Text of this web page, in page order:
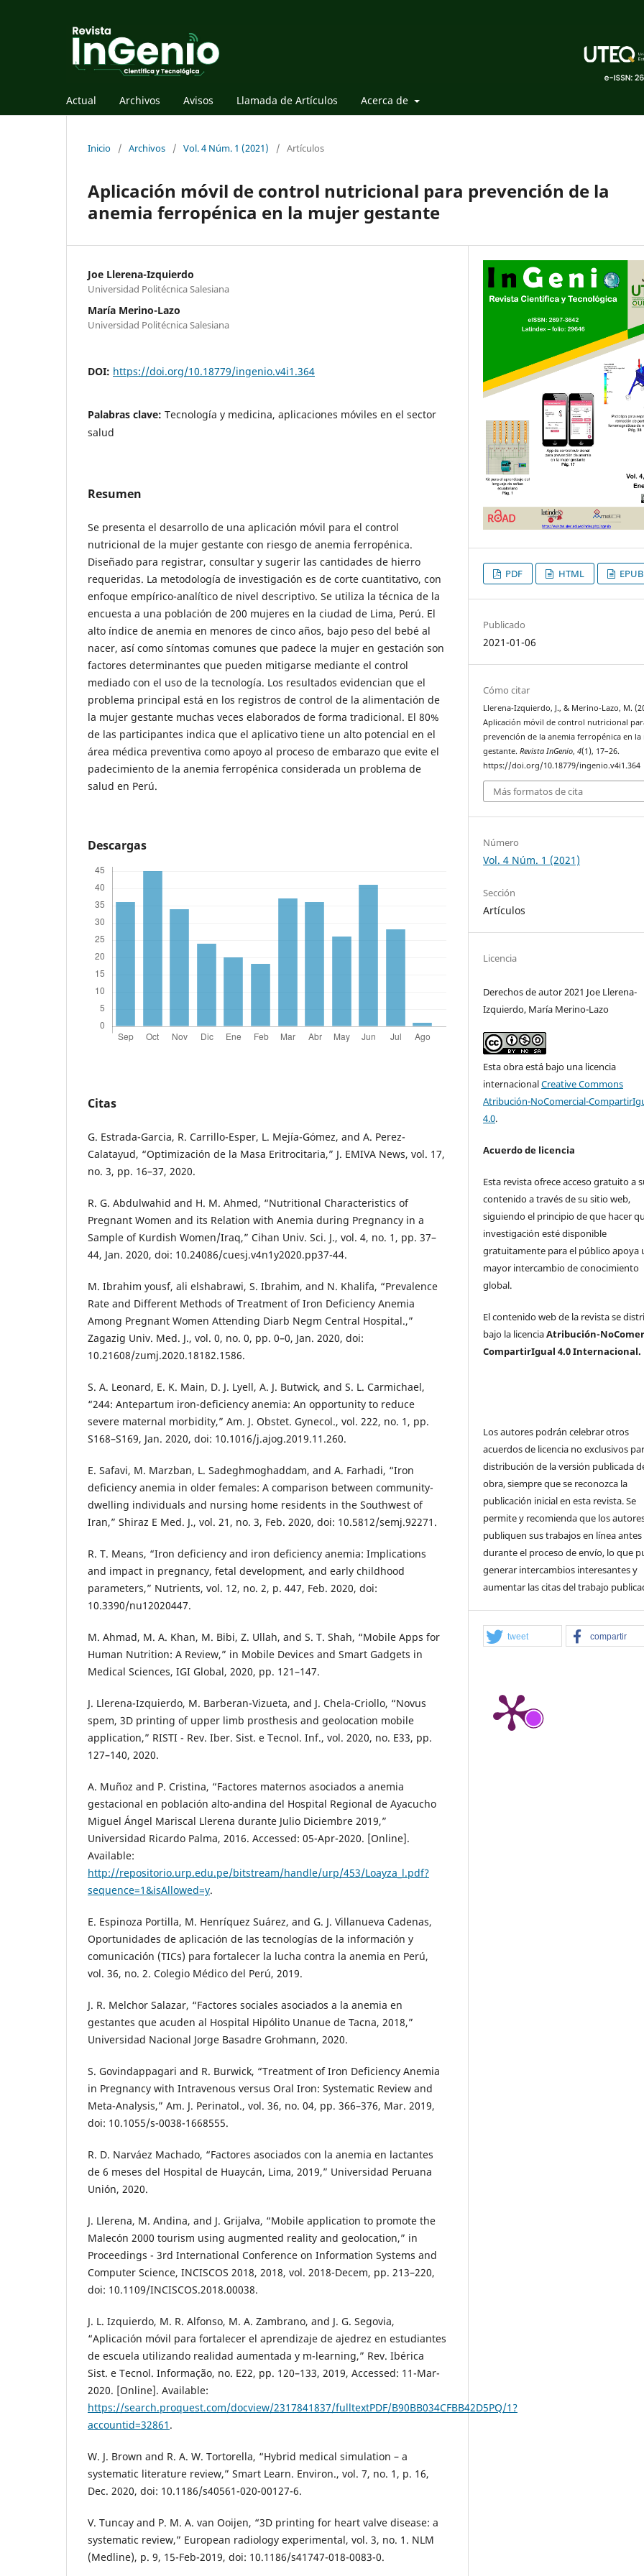
Actual Archivos Avisos Llamada de Artículos Acerca de
Inicio / Archivos / Vol. 4 Núm. 1 (2021) / Artículos
Aplicación móvil de control nutricional para prevención de la
anemia ferropénica en la mujer gestante
Joe Llerena-Izquierdo
Universidad Politécnica Salesiana
María Merino-Lazo
Universidad Politécnica Salesiana
DOI: https://doi.org/10.18779/ingenio.v4i1.364
Palabras clave: Tecnología y medicina, aplicaciones móviles en el sector
salud
Resumen
Se presenta el desarrollo de una aplicación móvil para el control
nutricional de la mujer gestante con riesgo de anemia ferropénica.
Diseñado para registrar, consultar y sugerir las cantidades de hierro
requeridas. La metodología de investigación es de corte cuantitativo, con
enfoque empírico-analítico de nivel descriptivo. Se utiliza la técnica de la
encuesta a una población de 200 mujeres en la ciudad de Lima, Perú. El
alto índice de anemia en menores de cinco años, bajo peso del bebé al
nacer, así como síntomas comunes que padece la mujer en gestación son
factores determinantes que pueden mitigarse mediante el control
mediado con el uso de la tecnología. Los resultados evidencian que el
problema principal está en los registros de control de la alimentación de
la mujer gestante muchas veces elaborados de forma tradicional. El 80%
de las participantes indica que el aplicativo tiene un alto potencial en el
área médica preventiva como apoyo al proceso de embarazo que evite el
padecimiento de la anemia ferropénica considerada un problema de
salud en Perú.
Descargas
Citas
G. Estrada-Garcia, R. Carrillo-Esper, L. Mejía-Gómez, and A. Perez-
Calatayud, “Optimización de la Masa Eritrocitaria,” J. EMIVA News, vol. 17,
no. 3, pp. 16–37, 2020.
R. G. Abdulwahid and H. M. Ahmed, “Nutritional Characteristics of
Pregnant Women and its Relation with Anemia during Pregnancy in a
Sample of Kurdish Women/Iraq,” Cihan Univ. Sci. J., vol. 4, no. 1, pp. 37–
44, Jan. 2020, doi: 10.24086/cuesj.v4n1y2020.pp37-44.
M. Ibrahim yousf, ali elshabrawi, S. Ibrahim, and N. Khalifa, “Prevalence
Rate and Different Methods of Treatment of Iron Deficiency Anemia
Among Pregnant Women Attending Diarb Negm Central Hospital.,”
Zagazig Univ. Med. J., vol. 0, no. 0, pp. 0–0, Jan. 2020, doi:
10.21608/zumj.2020.18182.1586.
S. A. Leonard, E. K. Main, D. J. Lyell, A. J. Butwick, and S. L. Carmichael,
“244: Antepartum iron-deficiency anemia: An opportunity to reduce
severe maternal morbidity,” Am. J. Obstet. Gynecol., vol. 222, no. 1, pp.
S168–S169, Jan. 2020, doi: 10.1016/j.ajog.2019.11.260.
E. Safavi, M. Marzban, L. Sadeghmoghaddam, and A. Farhadi, “Iron
deficiency anemia in older females: A comparison between community-
dwelling individuals and nursing home residents in the Southwest of
Iran,” Shiraz E Med. J., vol. 21, no. 3, Feb. 2020, doi: 10.5812/semj.92271.
R. T. Means, “Iron deficiency and iron deficiency anemia: Implications
and impact in pregnancy, fetal development, and early childhood
parameters,” Nutrients, vol. 12, no. 2, p. 447, Feb. 2020, doi:
10.3390/nu12020447.
M. Ahmad, M. A. Khan, M. Bibi, Z. Ullah, and S. T. Shah, “Mobile Apps for
Human Nutrition: A Review,” in Mobile Devices and Smart Gadgets in
Medical Sciences, IGI Global, 2020, pp. 121–147.
J. Llerena-Izquierdo, M. Barberan-Vizueta, and J. Chela-Criollo, “Novus
spem, 3D printing of upper limb prosthesis and geolocation mobile
application,” RISTI - Rev. Iber. Sist. e Tecnol. Inf., vol. 2020, no. E33, pp.
127–140, 2020.
A. Muñoz and P. Cristina, “Factores maternos asociados a anemia
gestacional en población alto-andina del Hospital Regional de Ayacucho
Miguel Ángel Mariscal Llerena durante Julio Diciembre 2019,”
Universidad Ricardo Palma, 2016. Accessed: 05-Apr-2020. [Online].
Available:
http://repositorio.urp.edu.pe/bitstream/handle/urp/453/Loayza_l.pdf?
sequence=1&isAllowed=y.
E. Espinoza Portilla, M. Henríquez Suárez, and G. J. Villanueva Cadenas,
Oportunidades de aplicación de las tecnologías de la información y
comunicación (TICs) para fortalecer la lucha contra la anemia en Perú,
vol. 36, no. 2. Colegio Médico del Perú, 2019.
J. R. Melchor Salazar, “Factores sociales asociados a la anemia en
gestantes que acuden al Hospital Hipólito Unanue de Tacna, 2018,”
Universidad Nacional Jorge Basadre Grohmann, 2020.
S. Govindappagari and R. Burwick, “Treatment of Iron Deficiency Anemia
in Pregnancy with Intravenous versus Oral Iron: Systematic Review and
Meta-Analysis,” Am. J. Perinatol., vol. 36, no. 04, pp. 366–376, Mar. 2019,
doi: 10.1055/s-0038-1668555.
R. D. Narváez Machado, “Factores asociados con la anemia en lactantes
de 6 meses del Hospital de Huaycán, Lima, 2019,” Universidad Peruana
Unión, 2020.
J. Llerena, M. Andina, and J. Grijalva, “Mobile application to promote the
Malecón 2000 tourism using augmented reality and geolocation,” in
Proceedings - 3rd International Conference on Information Systems and
Computer Science, INCISCOS 2018, 2018, vol. 2018-Decem, pp. 213–220,
doi: 10.1109/INCISCOS.2018.00038.
J. L. Izquierdo, M. R. Alfonso, M. A. Zambrano, and J. G. Segovia,
“Aplicación móvil para fortalecer el aprendizaje de ajedrez en estudiantes
de escuela utilizando realidad aumentada y m-learning,” Rev. Ibérica
Sist. e Tecnol. Informação, no. E22, pp. 120–133, 2019, Accessed: 11-Mar-
2020. [Online]. Available:
https://search.proquest.com/docview/2317841837/fulltextPDF/B90BB034CFBB42D5PQ/1?
accountid=32861 .
W. J. Brown and R. A. W. Tortorella, “Hybrid medical simulation – a
systematic literature review,” Smart Learn. Environ., vol. 7, no. 1, p. 16,
Dec. 2020, doi: 10.1186/s40561-020-00127-6.
V. Tuncay and P. M. A. van Ooijen, “3D printing for heart valve disease: a
systematic review,” European radiology experimental, vol. 3, no. 1. NLM
(Medline), p. 9, 15-Feb-2019, doi: 10.1186/s41747-018-0083-0.
PDF HTML EPUB
Publicado
2021-01-06
Cómo citar
Llerena-Izquierdo, J., & Merino-Lazo, M.
Aplicación móvil de control nutricional
prevención de la anemia ferropénica en la
gestante.Revista InGenio,4(1), 17–26.
https://doi.org/10.18779/ingenio.v4i1.364
Más formatos de cita
Número
Vol. 4 Núm. 1 (2021)
Sección
Artículos
Licencia
Derechos de autor 2021 Joe Llerena-
Izquierdo, María Merino-Lazo
Esta obra está bajo una licencia
internacionalCreative Commons
Atribución-NoComercial-
4.0.
Acuerdo de licencia
Esta revista ofrece acceso gratuito a
contenido a través de su sitio web,
siguiendo el principio de que hacer
investigación esté disponible
gratuitamente para el público apoya
mayor intercambio de conocimiento
global.
El contenido web de la revista se
bajo la licenciaAtribución-
CompartirIgual 4.0 Internacional.
Los autores podrán celebrar otros
acuerdos de licencia no exclusivos
distribución de la versión publicada
obra, siempre que se reconozca la
publicación inicial en esta revista. Se
permite y recomienda que los
publiquen sus trabajos en línea antes
durante el proceso de envío, lo que
generar intercambios interesantes y
aumentar las citas del trabajo
tweet compartir